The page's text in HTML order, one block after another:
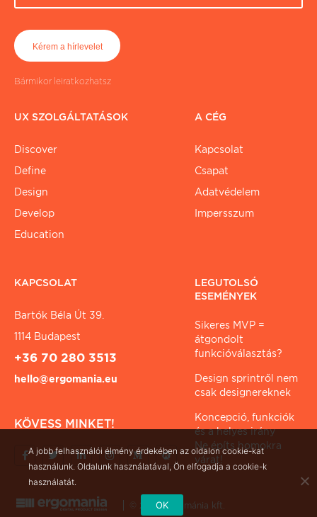
Bármikor leiratkozhatsz
UX SZOLGÁLTATÁSOK
Discover
Define
Design
Develop
Education
A CÉG
Kapcsolat
Csapat
Adatvédelem
Impersszum
KAPCSOLAT
Bartók Béla Út 39.
1114 Budapest
+36 70 280 3513
hello@ergomania.eu
KÖVESS MINKET!
LEGUTOLSÓ
ESEMÉNYEK
Sikeres MVP =
átgondolt
funkcióválasztás?
Design sprintről nem
csak designereknek
Koncepció, funkciók
és a helyes irány
Ne építs homokra
várat!
© 2026 ergománia kft.
A jobb felhasználói élmény érdekében az oldalon cookie-kat
használunk. Oldalunk használatával, Ön elfogadja a cookie-k
használatát.
OK